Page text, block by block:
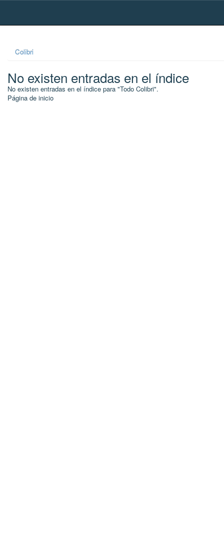
Skip
Colibri
No existen entradas en el índice
No existen entradas en el índice para "Todo Colibri".
Página de inicio